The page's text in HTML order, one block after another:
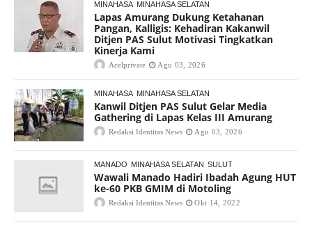
MINAHASA MINAHASA SELATAN
Lapas Amurang Dukung Ketahanan
Pangan, Kalligis: Kehadiran Kakanwil
Ditjen PAS Sulut Motivasi Tingkatkan
Kinerja Kami
Acelprivate Agu 03, 2026
MINAHASA MINAHASA SELATAN
Kanwil Ditjen PAS Sulut Gelar Media
Gathering di Lapas Kelas III Amurang
Redaksi Identitas News Agu 03, 2026
MANADO MINAHASA SELATAN SULUT
Wawali Manado Hadiri Ibadah Agung HUT
ke-60 PKB GMIM di Motoling
Redaksi Identitas News Okt 14, 2022